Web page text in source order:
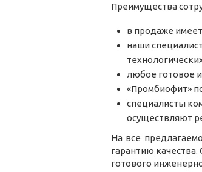
Преимущества
в продаже
наши
любое готовое
«Промбиофит»
специалисты
осуществляют
На все
гарантию
готового